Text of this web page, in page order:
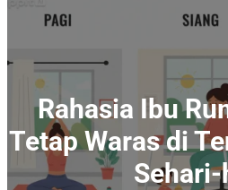
Rahasia Ibu
Tetap Waras di